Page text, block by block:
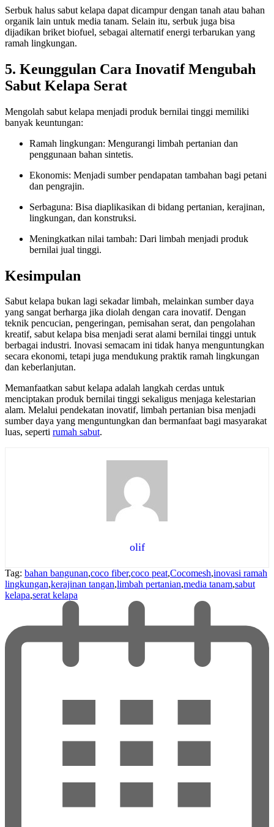
Serbuk halus sabut kelapa dapat dicampur dengan tanah atau bahan
organik lain untuk media tanam. Selain itu, serbuk juga bisa
dijadikan briket biofuel, sebagai alternatif energi terbarukan yang
ramah lingkungan.
5. Keunggulan Cara Inovatif Mengubah
Sabut Kelapa Serat
Mengolah sabut kelapa menjadi produk bernilai tinggi memiliki
banyak keuntungan:
Ramah lingkungan: Mengurangi limbah pertanian dan
penggunaan bahan sintetis.
Ekonomis: Menjadi sumber pendapatan tambahan bagi petani
dan pengrajin.
Serbaguna: Bisa diaplikasikan di bidang pertanian, kerajinan,
lingkungan, dan konstruksi.
Meningkatkan nilai tambah: Dari limbah menjadi produk
bernilai jual tinggi.
Kesimpulan
Sabut kelapa bukan lagi sekadar limbah, melainkan sumber daya
yang sangat berharga jika diolah dengan cara inovatif. Dengan
teknik pencucian, pengeringan, pemisahan serat, dan pengolahan
kreatif, sabut kelapa bisa menjadi serat alami bernilai tinggi untuk
berbagai industri. Inovasi semacam ini tidak hanya menguntungkan
secara ekonomi, tetapi juga mendukung praktik ramah lingkungan
dan keberlanjutan.
Memanfaatkan sabut kelapa adalah langkah cerdas untuk
menciptakan produk bernilai tinggi sekaligus menjaga kelestarian
alam. Melalui pendekatan inovatif, limbah pertanian bisa menjadi
sumber daya yang menguntungkan dan bermanfaat bagi masyarakat
luas, seperti rumah sabut.
olif
Tag: bahan bangunan,coco fiber,coco peat,Cocomesh,inovasi ramah
lingkungan,kerajinan tangan,limbah pertanian,media tanam,sabut
kelapa,serat kelapa